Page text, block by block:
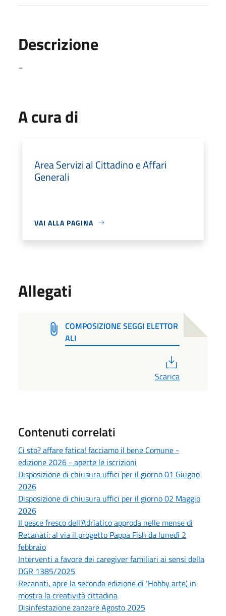
Descrizione
A cura di
Area Servizi al Cittadino e Affari
Generali
VAI ALLA PAGINA
Allegati
COMPOSIZIONE SEGGI ELETTOR
ALI
Scarica
Contenuti correlati
Ci sto? affare fatica! facciamo il bene Comune -
edizione 2026 - aperte le iscrizioni
Disposizione di chiusura uffici per il giorno 01 Giugno
2026
Disposizione di chiusura uffici per il giorno 02 Maggio
2026
Il pesce fresco dell’Adriatico approda nelle mense di
Recanati: al via il progetto Pappa Fish da lunedì 2
febbraio
Interventi a favore dei caregiver familiari ai sensi della
DGR 1385/2025
Recanati, apre la seconda edizione di ‘Hobby arte’, in
mostra la creatività cittadina
Disinfestazione zanzare Agosto 2025